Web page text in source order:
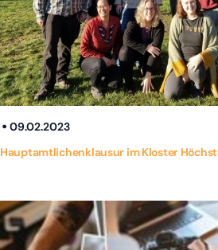
09.02.2023
Hauptamtlichenklausur im Kloster Höchst